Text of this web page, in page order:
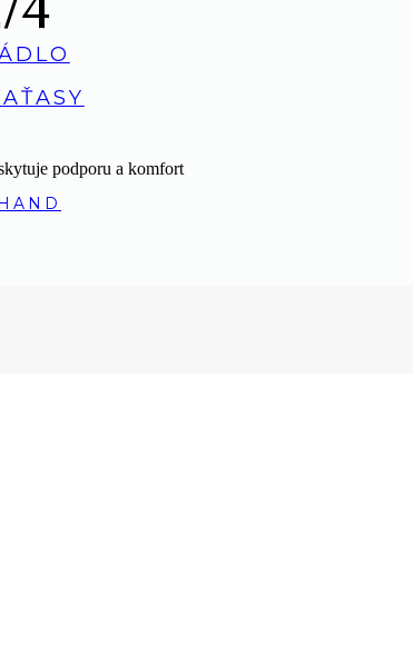
4
podporu a komfort